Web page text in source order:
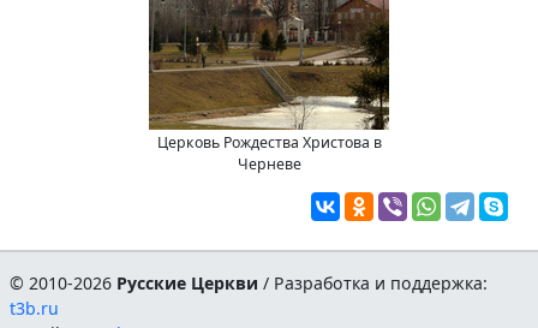
Церковь Рождества Христова в
Черневе
© 2010-2026 Русские Церкви / Разработка и поддержка:
t3b.ru